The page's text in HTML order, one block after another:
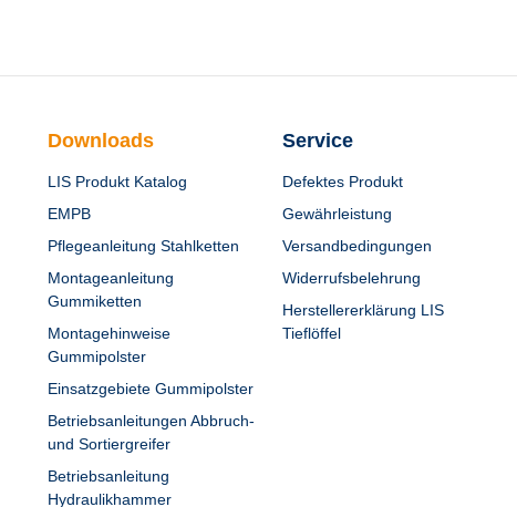
Downloads
LIS Produkt Katalog
EMPB
Pflegeanleitung Stahlketten
Montageanleitung
Gummiketten
Montagehinweise
Gummipolster
Einsatzgebiete Gummipolster
Betriebsanleitungen Abbruch-
und Sortiergreifer
Betriebsanleitung
Hydraulikhammer
Service
Defektes Produkt
Gewährleistung
Versandbedingungen
Widerrufsbelehrung
Herstellererklärung LIS
Tieflöffel